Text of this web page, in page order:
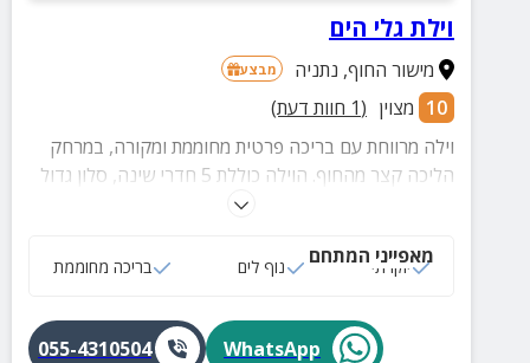
וילת גלי הים
מישור החוף, נתניה מבצע
10 מצוין (
1 חוות דעת)
וילה מרווחת עם בריכה פרטית מחוממת ומקורה, במרחק
הליכה קצר מהחוף. הוילה כוללת 5 חדרי שינה, סלון גדול
עם מרפסת לנוף הים, ומטבח מאובזר. בחצר הפרטית
ונוחה.
מאפייני המתחם
יוקרתי נוף לים בריכה מחוממת
WhatsApp
055-4310504